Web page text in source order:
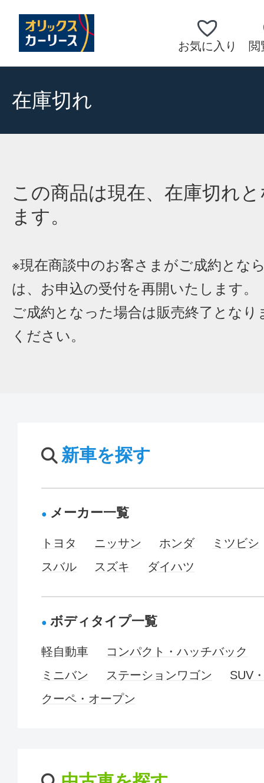
お気に入り 閲
在庫切れ
この商品は現在、在庫切れ
ます。
※現在商談中のお客さまがご成約とな
は、お申込の受付を再開いたします。
ご成約となった場合は販売終了となり
ください。
新車を探す
メーカー一覧
トヨタ ニッサン ホンダ
ミツビシ
スバル
スズキ ダイハツ
ボディタイプ一覧
軽自動車
コンパクト・ハッチバック
ミニバン
ステーションワゴン
SUV
クーペ・オープン